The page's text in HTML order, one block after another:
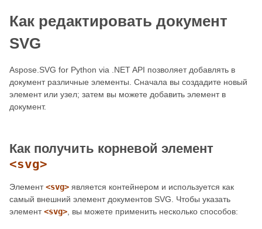
Как редактировать документ
SVG
Aspose.SVG for Python via .NET API позволяет добавлять в
документ различные элементы. Сначала вы создадите новый
элемент или узел; затем вы можете добавить элемент в
документ.
Как получить корневой элемент
<svg>
Элемент<svg> является контейнером и используется как
самый внешний элемент документов SVG. Чтобы указать
элемент<svg> , вы можете применить несколько способов: